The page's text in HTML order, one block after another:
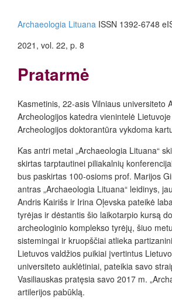
Archaeologia Lituana ISSN 1392-6748
2021, vol. 22, p. 8
Pratarmė
Kasmetinis, 22-asis Vilniaus universiteto
Archeologijos katedra vienintelė
Archeologijos doktorantūra vykdoma
Kas antri metai „Archaeologia Lituana“
skirtas tarptautinei piliakalnių
bus paskirtas 100-osioms prof. Marijos
antras „Archaeologia Lituana“ leidinys,
Andris Kairišs ir Irina Oļevska pateikė
tyrėjas ir dėstantis šio laikotarpio kursą
archeologinio komplekso tyrėjų, šiuo
sistemingai ir kruopščiai atlieka
Lietuvos valdžios puikiai įvertintus
universiteto auklėtiniai, pateikia savo
Vasiliauskas pratęsia savo 2017 m.
artilerijos pabūklą.